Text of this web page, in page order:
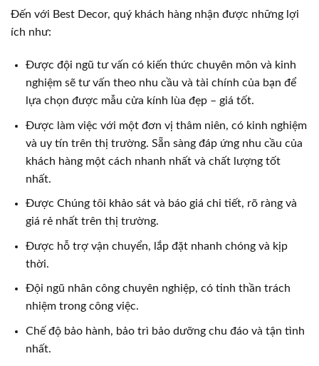
Đến với Best Decor, quý khách hàng nhận được những lợi
ích như:
Được đội ngũ tư vấn có kiến thức chuyên môn và kinh
nghiệm sẽ tư vấn theo nhu cầu và tài chính của bạn để
lựa chọn được mẫu cửa kính lùa đẹp – giá tốt.
Được làm việc với một đơn vị thâm niên, có kinh nghiệm
và uy tín trên thị trường. Sẵn sàng đáp ứng nhu cầu của
khách hàng một cách nhanh nhất và chất lượng tốt
nhất.
Được Chúng tôi khảo sát và báo giá chi tiết, rõ ràng và
giá rẻ nhất trên thị trường.
Được hỗ trợ vận chuyển, lắp đặt nhanh chóng và kịp
thời.
Đội ngũ nhân công chuyên nghiệp, có tinh thần trách
nhiệm trong công việc.
Chế độ bảo hành, bảo trì bảo dưỡng chu đáo và tận tình
nhất.